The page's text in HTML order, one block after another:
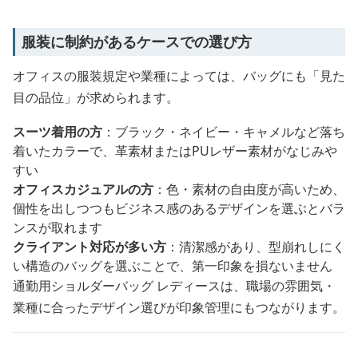
服装に制約があるケースでの選び方
オフィスの服装規定や業種によっては、バッグにも「見た
目の品位」が求められます。
スーツ着用の方 ：ブラック・ネイビー・キャメルなど落ち
着いたカラーで、革素材またはPUレザー素材がなじみや
すい
オフィスカジュアルの方 ：色・素材の自由度が高いため、
個性を出しつつもビジネス感のあるデザインを選ぶとバラ
ンスが取れます
クライアント対応が多い方 ：清潔感があり、型崩れしにく
い構造のバッグを選ぶことで、第一印象を損ないません
通勤用ショルダーバッグ レディースは、職場の雰囲気・
業種に合ったデザイン選びが印象管理にもつながります。